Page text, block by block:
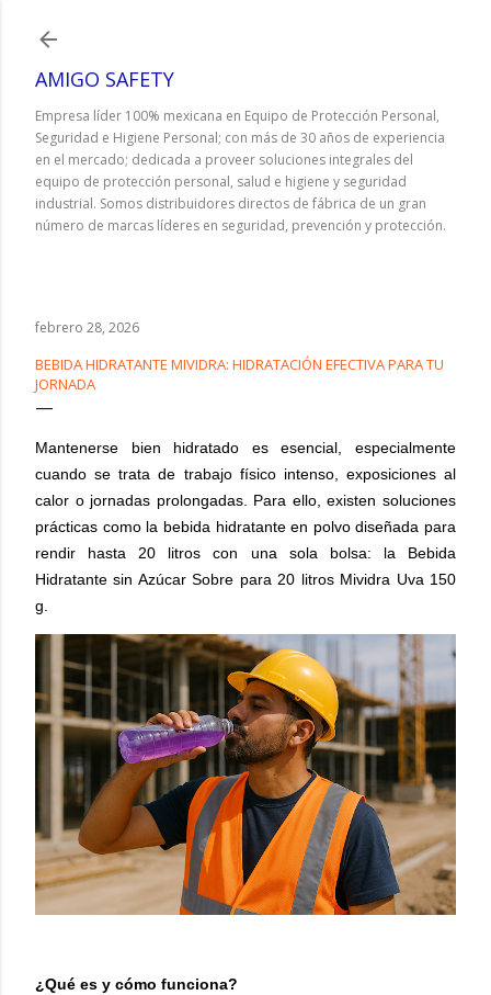
AMIGO SAFETY
Empresa líder 100% mexicana en Equipo de Protección Personal,
Seguridad e Higiene Personal; con más de 30 años de experiencia
en el mercado; dedicada a proveer soluciones integrales del
equipo de protección personal, salud e higiene y seguridad
industrial. Somos distribuidores directos de fábrica de un gran
número de marcas líderes en seguridad, prevención y protección.
febrero 28, 2026
BEBIDA HIDRATANTE MIVIDRA: HIDRATACIÓN EFECTIVA PARA TU
JORNADA
Mantenerse bien hidratado es esencial, especialmente
cuando se trata de trabajo físico intenso, exposiciones al
calor o jornadas prolongadas. Para ello, existen soluciones
prácticas como la bebida hidratante en polvo diseñada para
rendir hasta 20 litros con una sola bolsa: la Bebida
Hidratante sin Azúcar Sobre para 20 litros Mividra Uva 150
g.
¿Qué es y cómo funciona?